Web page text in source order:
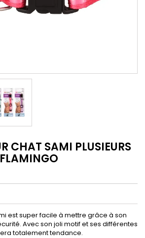
CHAT SAMI PLUSIEURS
est super facile à mettre grâce à son
Avec son joli motif et ses différentes
totalement tendance.